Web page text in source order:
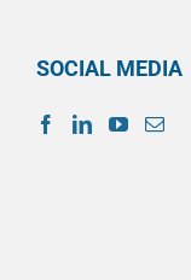
SOCIAL MEDIA